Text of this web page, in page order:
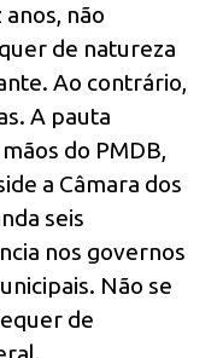
não
de natureza
Ao contrário,
A pauta
do PMDB,
a Câmara dos
seis
nos governos
Não se
de